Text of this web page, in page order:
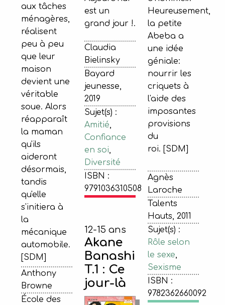
aux tâches
ménagères,
réalisent
peu à peu
que leur
maison
devient une
véritable
soue. Alors
réapparaît
la maman
qu'ils
aideront
désormais,
tandis
qu'elle
s'initiera à
la
mécanique
automobile.
[SDM]
Anthony
Browne
École des
est un
grand jour !.
Claudia
Bielinsky
Bayard
jeunesse,
2019
Sujet(s) :
Amitié,
Confiance
en soi,
Diversité
ISBN :
9791036310508
Heureusement,
la petite
Abeba a
une idée
géniale:
nourrir les
criquets à
l'aide des
imposantes
provisions
du
roi. [SDM]
Agnès
Laroche
Talents
Hauts, 2011
Sujet(s) :
Rôle selon
le sexe,
Sexisme
ISBN :
9782362660092
12-15 ans
Akane
Banashi
T.1 : Ce
jour-là